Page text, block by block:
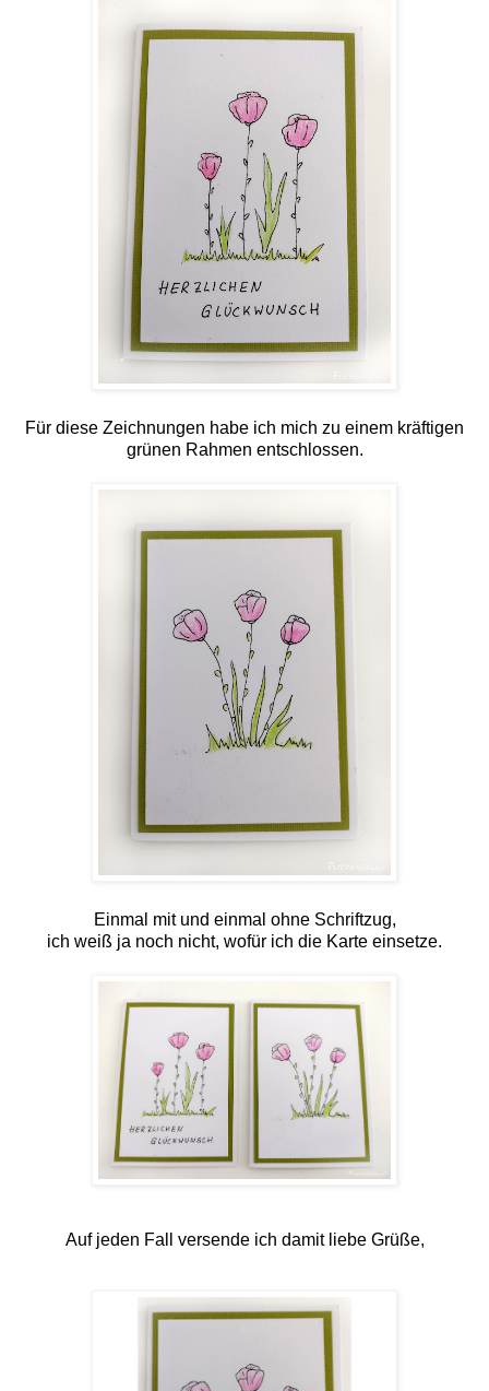
Für diese Zeichnungen habe ich mich zu einem kräftigen
grünen Rahmen entschlossen.
Einmal mit und einmal ohne Schriftzug,
ich weiß ja noch nicht, wofür ich die Karte einsetze.
Auf jeden Fall versende ich damit liebe Grüße,